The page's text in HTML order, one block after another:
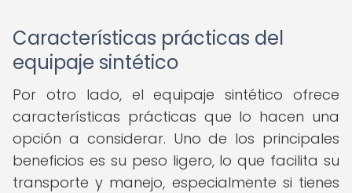
Características prácticas del
equipaje sintético
Por otro lado, el equipaje sintético ofrece
características prácticas que lo hacen una
opción a considerar. Uno de los principales
beneficios es su peso ligero, lo que facilita su
transporte y manejo, especialmente si tienes